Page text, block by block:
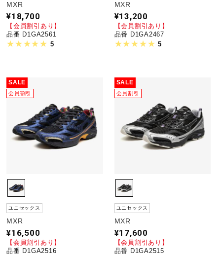
MXR
¥18,700
【会員割引あり】
品番 D1GA2561
5
MXR
¥13,200
【会員割引あり】
品番 D1GA2467
5
SALE
会員割引
ユニセックス
MXR
¥16,500
【会員割引あり】
品番 D1GA2516
SALE
会員割引
ユニセックス
MXR
¥17,600
【会員割引あり】
品番 D1GA2515